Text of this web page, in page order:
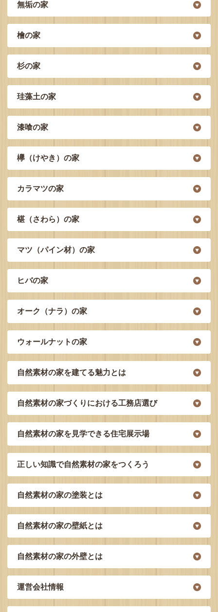
無垢の家
檜の家
杉の家
珪藻土の家
漆喰の家
欅（けやき）の家
カラマツの家
椹（さわら）の家
マツ（パイン材）の家
ヒバの家
オーク（ナラ）の家
ウォールナットの家
自然素材の家を建てる魅力とは
自然素材の家づくりにおける工務店選び
自然素材の家を見学できる住宅展示場
正しい知識で自然素材の家をつくろう
自然素材の家の塗装とは
自然素材の家の壁紙とは
自然素材の家の外壁とは
運営会社情報